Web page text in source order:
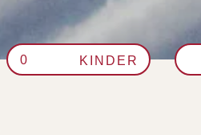
KINDER